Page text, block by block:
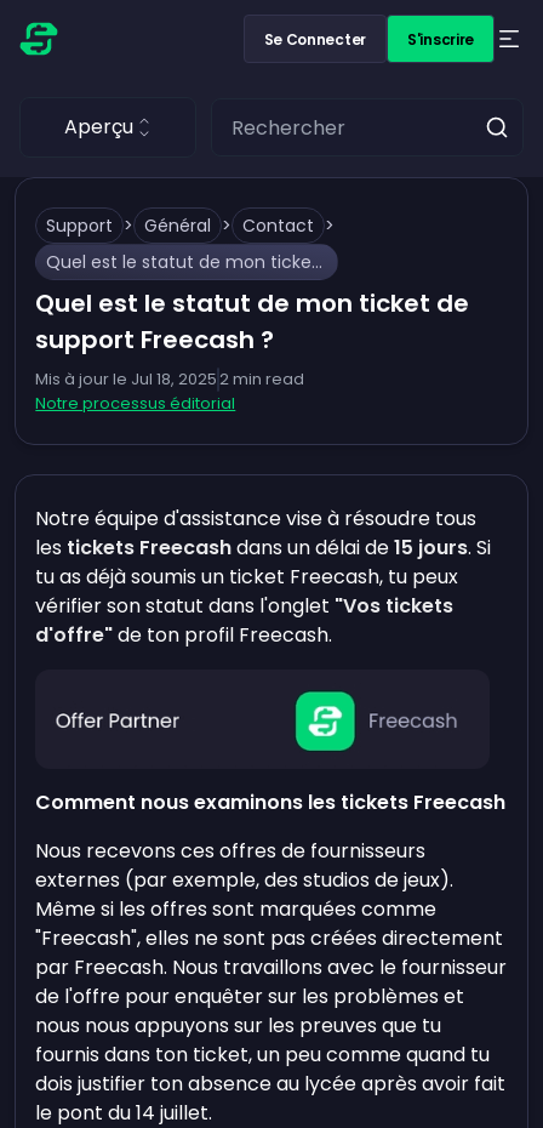
Se Connecter S'inscrire
Aperçu
Support > Général > Contact >
Quel est le statut de mon ticket de support Freecash ?
Quel est le statut de mon ticket de
support Freecash ?
Mis à jour le Jul 18, 20252min read
Notre processus éditorial
Notre équipe d'assistance vise à résoudre tous
les tickets Freecashdans un délai de15 jours. Si
tu as déjà soumis un ticket Freecash, tu peux
vérifier son statut dans l'onglet "Vos tickets
d'offre"de ton profil Freecash.
Comment nous examinons les tickets Freecash
Nous recevons ces offres de fournisseurs
externes (par exemple, des studios de jeux).
Même si les offres sont marquées comme
"Freecash", elles ne sont pas créées directement
par Freecash. Nous travaillons avec le fournisseur
de l'offre pour enquêter sur les problèmes et
nous nous appuyons sur les preuves que tu
fournis dans ton ticket, un peu comme quand tu
dois justifier ton absence au lycée après avoir fait
le pont du 14 juillet.